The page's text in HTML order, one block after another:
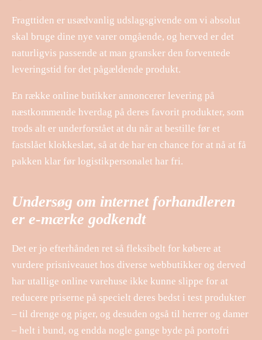
Fragttiden er usædvanlig udslagsgivende om vi absolut
skal bruge dine nye varer omgående, og herved er det
naturligvis passende at man gransker den forventede
leveringstid for det pågældende produkt.
En række online butikker annoncerer levering på
næstkommende hverdag på deres favorit produkter, som
trods alt er underforstået at du når at bestille før et
fastslået klokkeslæt, så at de har en chance for at nå at få
pakken klar før logistikpersonalet har fri.
Undersøg om internet forhandleren
er e-mærke godkendt
Det er jo efterhånden ret så fleksibelt for købere at
vurdere prisniveauet hos diverse webbutikker og derved
har utallige online varehuse ikke kunne slippe for at
reducere priserne på specielt deres bedst i test produkter
– til drenge og piger, og desuden også til herrer og damer
– helt i bund, og endda nogle gange byde på portofri